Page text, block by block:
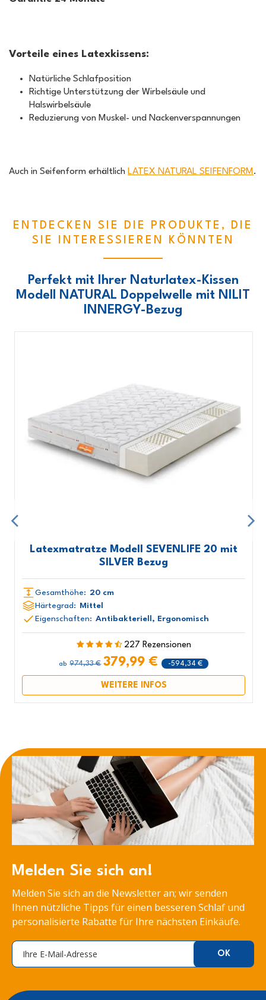
Vorteile eines Latexkissens:
Natürliche Schlafposition
Richtige Unterstützung der Wirbelsäule und
Halswirbelsäule
Reduzierung von Muskel- und Nackenverspannungen
Auch in Seifenform erhältlich LATEX NATURAL SEIFENFORM .
ENTDECKEN SIE DIE PRODUKTE, DIE
SIE INTERESSIEREN KÖNNTEN
Perfekt mit Ihrer Naturlatex-Kissen
Modell NATURAL Doppelwelle mit NILIT
INNERGY-Bezug
Latexmatratze Modell SEVENLIFE 20 mit
SILVER Bezug
Gesamthöhe: 20 cm
Härtegrad:
Mittel
Eigenschaften: Antibakteriell, Ergonomisch
227 Rezensionen
ab 974,33 € 379,99 € -594,34 €
WEITERE INFOS
Melden Sie sich an!
Melden Sie sich an die Newsletter an; wir senden
Ihnen nützliche Tipps für einen besseren Schlaf und
personalisierte Rabatte für Ihre nächsten Einkäufe.